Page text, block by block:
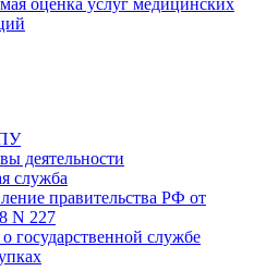
деятельности
служба
правительства РФ от
N 227
государственной службе